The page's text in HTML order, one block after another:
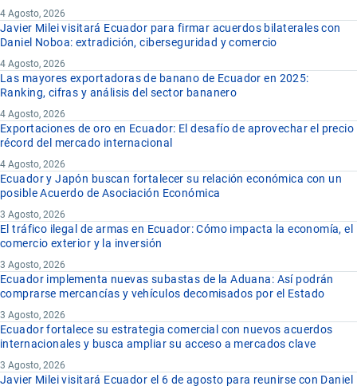
4 Agosto, 2026
Javier Milei visitará Ecuador para firmar acuerdos bilaterales con
Daniel Noboa: extradición, ciberseguridad y comercio
4 Agosto, 2026
Las mayores exportadoras de banano de Ecuador en 2025:
Ranking, cifras y análisis del sector bananero
4 Agosto, 2026
Exportaciones de oro en Ecuador: El desafío de aprovechar el precio
récord del mercado internacional
4 Agosto, 2026
Ecuador y Japón buscan fortalecer su relación económica con un
posible Acuerdo de Asociación Económica
3 Agosto, 2026
El tráfico ilegal de armas en Ecuador: Cómo impacta la economía, el
comercio exterior y la inversión
3 Agosto, 2026
Ecuador implementa nuevas subastas de la Aduana: Así podrán
comprarse mercancías y vehículos decomisados por el Estado
3 Agosto, 2026
Ecuador fortalece su estrategia comercial con nuevos acuerdos
internacionales y busca ampliar su acceso a mercados clave
3 Agosto, 2026
Javier Milei visitará Ecuador el 6 de agosto para reunirse con Daniel